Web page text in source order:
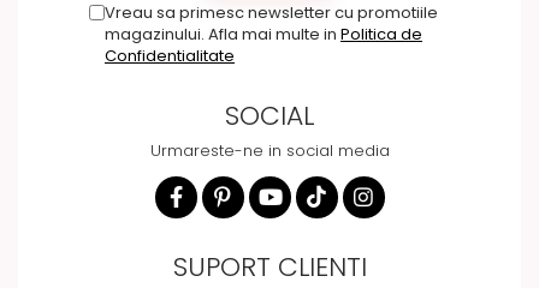
Vreau sa primesc newsletter cu promotiile
magazinului. Afla mai multe in Politica de
Confidentialitate
SOCIAL
Urmareste-ne in social media
SUPORT CLIENTI